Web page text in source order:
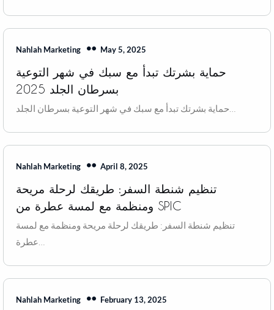
Nahlah Marketing May 5, 2025
حماية بشرتك تبدأ مع سبك في شهر التوعية
بسرطان الجلد 2025
حماية بشرتك تبدأ مع سبك في شهر التوعية بسرطان الجلد…
Nahlah Marketing April 8, 2025
تنظيم شنطة السفر: طريقك لرحلة مريحة
ومنظمة مع لمسة عطرة من SPIC
تنظيم شنطة السفر: طريقك لرحلة مريحة ومنظمة مع لمسة
عطرة…
Nahlah Marketing February 13, 2025